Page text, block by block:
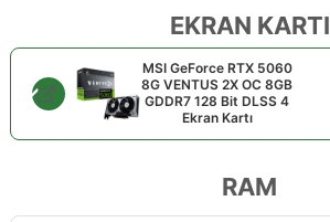
EKRAN KARTI
MSI GeForce RTX 5060
8G VENTUS 2X OC 8GB
GDDR7 128 Bit DLSS 4
Ekran Kartı
RAM